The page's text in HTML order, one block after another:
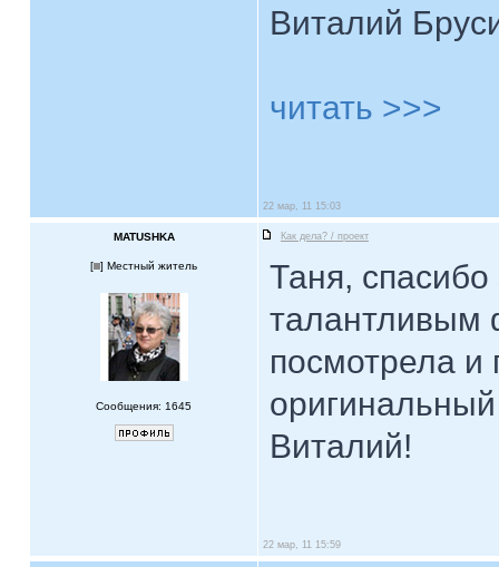
Виталий
читать >>>
22 мар, 11 15:03
MATUSHKA Как дела? / проект
[ ] Местный житель
Сообщения: 1645
Таня, спасибо
талантливым
посмотрела и
Виталий!
22 мар, 11 15:59